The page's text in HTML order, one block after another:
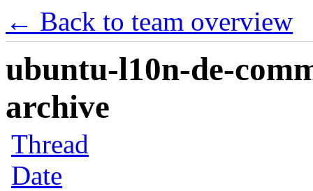
← Back to team overview
ubuntu-l10n-de-
archive
Thread
Date